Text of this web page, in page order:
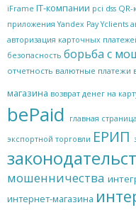
iFrame IT-компании pci dss QR-
приложения Yandex Pay Yclients
авторизация карточных
безопасность борьба с
отчетность валютные платежи
магазина возврат денег на
bePaid
главная
экспортной торговли ЕРИП
мошенничества
интернет-магазина